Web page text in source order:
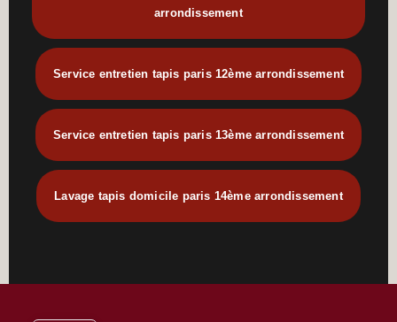
arrondissement
Service entretien tapis paris 12ème arrondissement
Service entretien tapis paris 13ème arrondissement
Lavage tapis domicile paris 14ème arrondissement